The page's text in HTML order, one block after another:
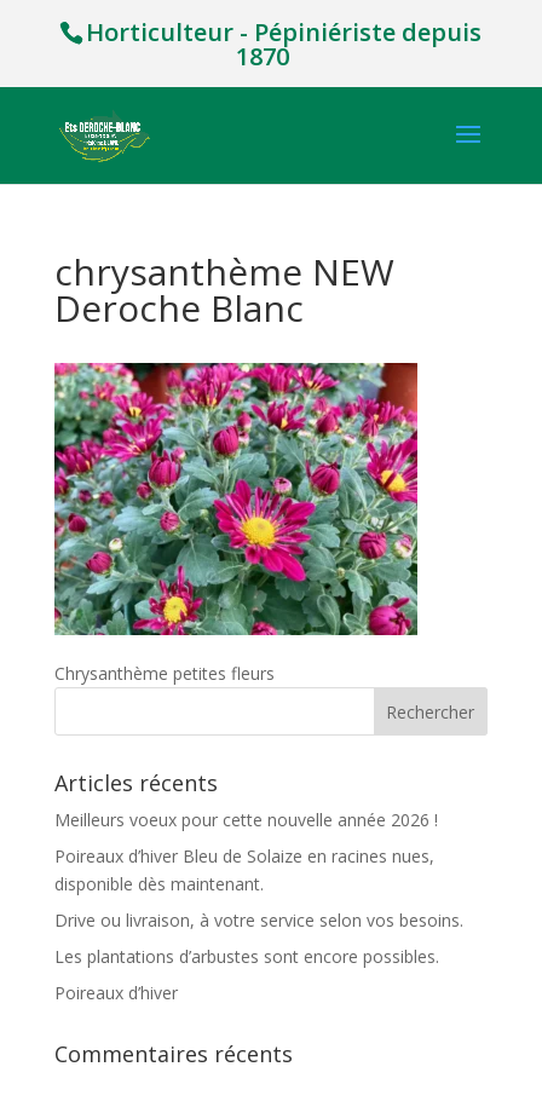
Horticulteur - Pépiniériste depuis
1870
chrysanthème NEW
Deroche Blanc
Chrysanthème petites fleurs
Articles récents
Meilleurs voeux pour cette nouvelle année 2026 !
Poireaux d’hiver Bleu de Solaize en racines nues,
disponible dès maintenant.
Drive ou livraison, à votre service selon vos besoins.
Les plantations d’arbustes sont encore possibles.
Poireaux d’hiver
Commentaires récents